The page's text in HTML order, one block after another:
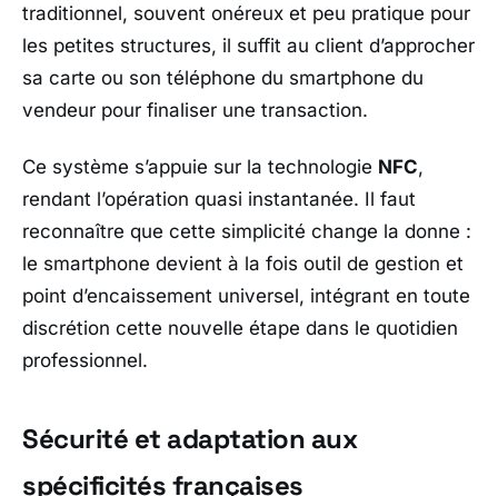
traditionnel, souvent onéreux et peu pratique pour
les petites structures, il suffit au client d’approcher
sa carte ou son téléphone du smartphone du
vendeur pour finaliser une transaction.
Ce système s’appuie sur la technologie NFC,
rendant l’opération quasi instantanée. Il faut
reconnaître que cette simplicité change la donne :
le smartphone devient à la fois outil de gestion et
point d’encaissement universel, intégrant en toute
discrétion cette nouvelle étape dans le quotidien
professionnel.
Sécurité et adaptation aux
spécificités françaises